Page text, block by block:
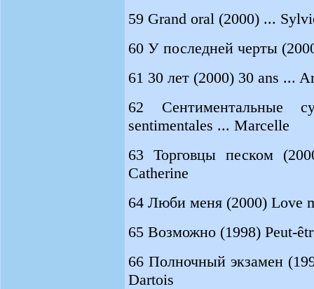
59 Grand oral (2000) ...
60 У последней черты
61 30 лет (2000) 30 ans ...
62 Сентиментальные
sentimentales ... Marcelle
63 Торговцы песком
Catherine
64 Люби меня (2000) Love
65 Возможно (1998) Peut-
66 Полночный экзамен
Dartois